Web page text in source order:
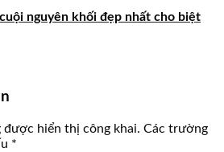
nguyên khối đẹp nhất cho biệt
được hiển thị công khai. Các trường
*